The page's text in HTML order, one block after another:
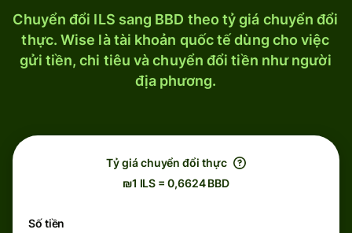
Chuyển đổi ILS sang BBD theo tỷ giá chuyển đổi
thực. Wise là tài khoản quốc tế dùng cho việc
gửi tiền, chi tiêu và chuyển đổi tiền như người
địa phương.
Tỷ giá chuyển đổi thực
₪1 ILS = 0,6624 BBD
Số tiền